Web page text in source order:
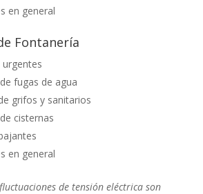
en general
Fontanería
urgentes
fugas de agua
grifos y sanitarios
cisternas
en general
de tensión eléctrica son